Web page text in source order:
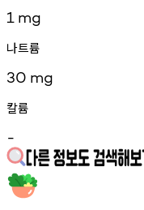
1 mg
나트륨
30 mg
칼륨
-